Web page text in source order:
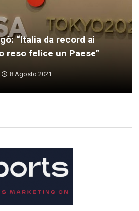
“Italia da record ai
reso felice un Paese”
8 Agosto 2021